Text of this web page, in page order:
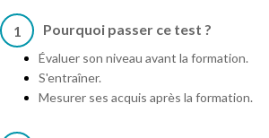
1 Pourquoi passer ce test ?
Évaluer son niveau avant la formation.
S'entraîner.
Mesurer ses acquis après la formation.